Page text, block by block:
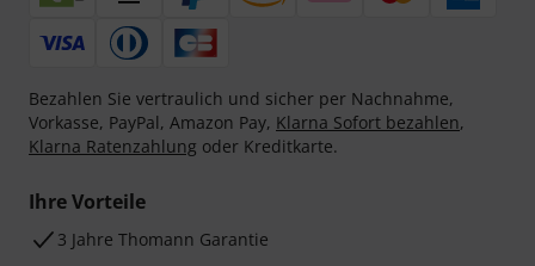
Bezahlen Sie vertraulich und sicher per Nachnahme,
Vorkasse, PayPal, Amazon Pay, Klarna Sofort bezahlen,
Klarna Ratenzahlung oder Kreditkarte.
Ihre Vorteile
3 Jahre Thomann Garantie